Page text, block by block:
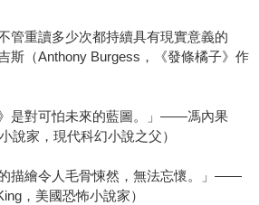
管重讀多少次都持續具有現實意義的
（Anthony Burgess，《發條橘子》作
》是對可怕未來的藍圖。」――馮內果
說家，現代科幻小說之父）
的描繪令人毛骨悚然，無法忘懷。」――
，美國恐怖小說家）